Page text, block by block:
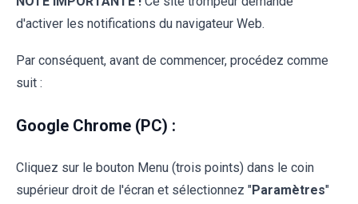
d'activer les notifications du navigateur Web.
Par conséquent, avant de commencer, procédez comme
suit :
Google Chrome (PC) :
Cliquez sur le bouton Menu (trois points) dans le coin
supérieur droit de l'écran et sélectionnez "Paramètres"